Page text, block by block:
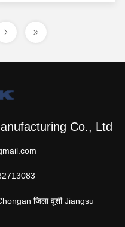
Co., Ltd
जिला वूशी Jiangsu